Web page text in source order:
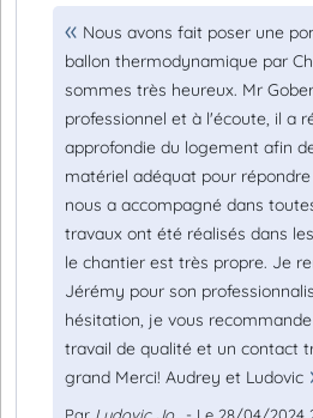
Nous avons fait poser une
ballon thermodynamique par
sommes très heureux. Mr
professionnel et à l'écoute, il a
approfondie du logement afin
matériel adéquat pour
nous a accompagné dans
travaux ont été réalisés dans
le chantier est très propre. Je
Jérémy pour son
hésitation, je vous
travail de qualité et un contact
grand Merci! Audrey et Ludovic